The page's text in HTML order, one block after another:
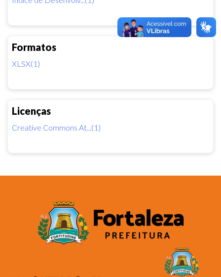
Formatos
XLSX(1)
Licenças
Creative Commons At...(1)